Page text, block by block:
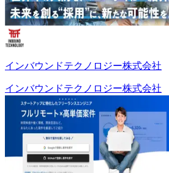
インバウンドテクノロジー株式会社
インバウンドテクノロジー株式会社